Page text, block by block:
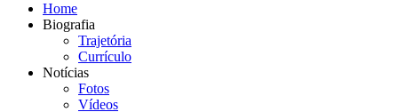
Home
Biografia
Trajetória
Currículo
Notícias
Fotos
Vídeos